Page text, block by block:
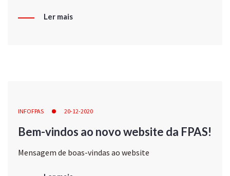
Ler mais
INFOFPAS 20-12-2020
Bem-vindos ao novo website da FPAS!
Mensagem de boas-vindas ao website